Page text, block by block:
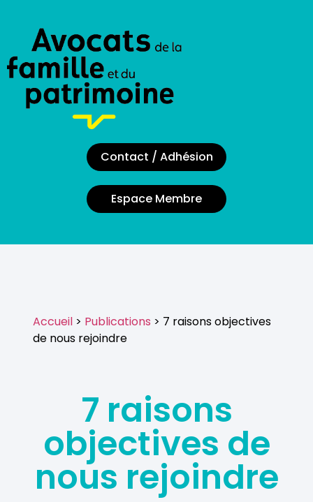
Contact / Adhésion
Espace Membre
Accueil> Publications > 7 raisons objectives
de nous rejoindre
7 raisons
objectives de
nous rejoindre